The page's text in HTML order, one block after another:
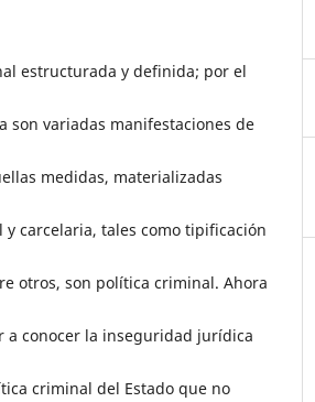
estructurada y definida; por el
son variadas manifestaciones de
medidas, materializadas
carcelaria, tales como tipificación
otros, son política criminal. Ahora
a conocer la inseguridad jurídica
criminal del Estado que no